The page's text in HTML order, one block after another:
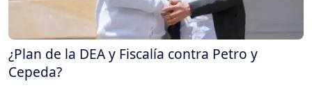
¿Plan de la DEA y Fiscalía contra Petro y
Cepeda?